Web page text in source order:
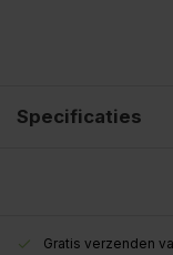
Specificaties
Gratis verzenden